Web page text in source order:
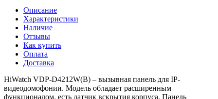
Описание
Характеристики
Наличие
Отзывы
Как купить
Оплата
Доставка
HiWatch VDP-D4212W(B) – вызывная панель для IP-
видеодомофонии. Модель обладает расширенным
функционалом, есть датчик вскрытия корпуса. Панель